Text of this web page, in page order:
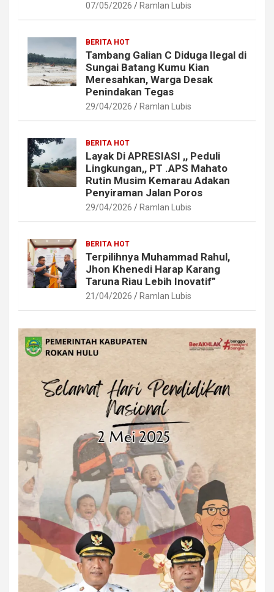
07/05/2026 Ramlan Lubis
BERITA HOT
Tambang Galian C Diduga Ilegal di
Sungai Batang Kumu Kian
Meresahkan, Warga Desak
Penindakan Tegas
29/04/2026 Ramlan Lubis
BERITA HOT
Layak Di APRESIASI ,, Peduli
Lingkungan,, PT .APS Mahato
Rutin Musim Kemarau Adakan
Penyiraman Jalan Poros
29/04/2026 Ramlan Lubis
BERITA HOT
Terpilihnya Muhammad Rahul,
Jhon Khenedi Harap Karang
Taruna Riau Lebih Inovatif”
21/04/2026 Ramlan Lubis